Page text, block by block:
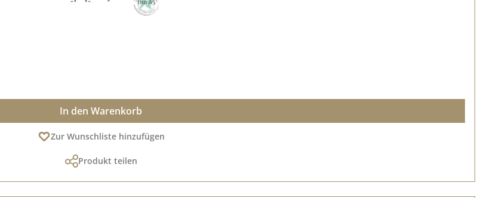
In den Warenkorb
Zur Wunschliste hinzufügen
Produkt teilen